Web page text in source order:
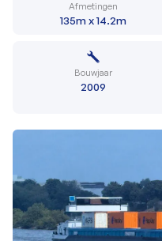
Afmetingen
135m x 14.2m
Bouwjaar
2009